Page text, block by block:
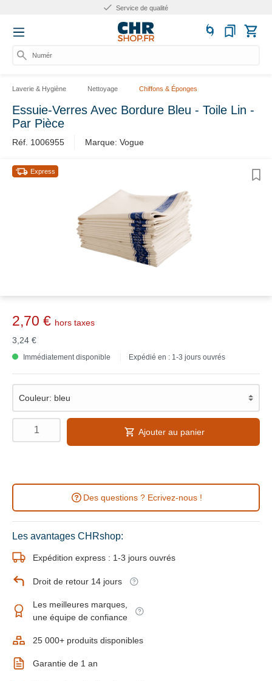
Service de qualité
Numéro
Laverie & Hygiène Nettoyage Chiffons & Éponges
Essuie-Verres Avec Bordure Bleu - Toile Lin -
Par Pièce
Réf. 1006955 Marque: Vogue
Express
2,70 € hors taxes
3,24 €
Immédiatement disponible Expédié en : 1-3 jours ouvrés
Ajouter au panier
Des questions ? Ecrivez-nous !
Les avantages CHRshop:
Expédition express : 1-3 jours ouvrés
Droit de retour 14 jours
Les meilleures marques,
une équipe de confiance
25 000+ produits disponibles
Garantie de 1 an